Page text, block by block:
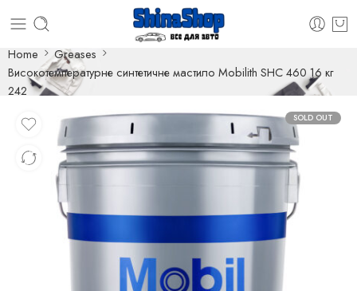
Home
Greases
Високотемпературне синтетичне мастило Mobilith SHC 460 16 кг
242
SOLD OUT